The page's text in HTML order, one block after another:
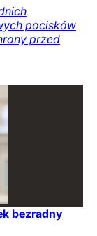
pocisków
przed
bezradny